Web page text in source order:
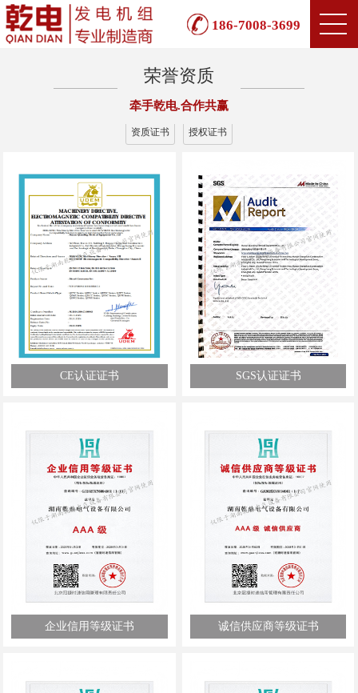
186-7008-3699
荣誉资质
牵手乾电.合作共赢
资质证书 授权证书
CE认证证书 SGS认证证书
企业信用等级证书 诚信供应商等级证书